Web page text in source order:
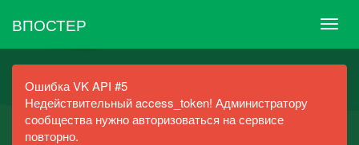
ВПОСТЕР
Ошибка VK API #5
Недействительный access_token! Администратору
сообщества нужно авторизоваться на сервисе
повторно.